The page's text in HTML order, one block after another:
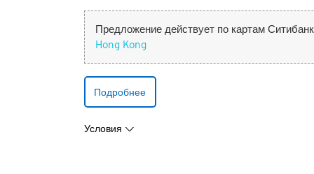
Предложение действует по картам
Hong Kong
Подробнее
Условия